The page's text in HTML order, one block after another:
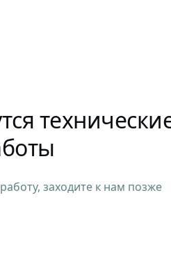
заходите к нам позже